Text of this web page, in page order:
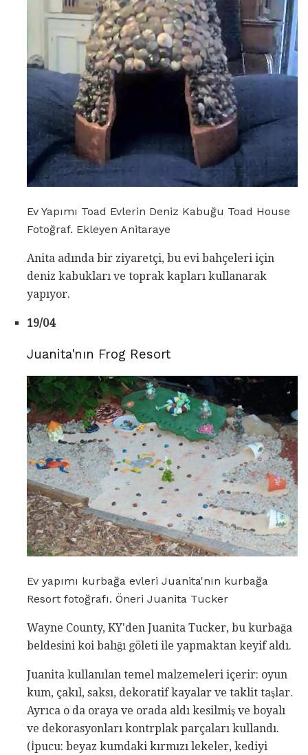
Ev Yapımı Toad Evlerin Deniz Kabuğu Toad House
Fotoğraf. Ekleyen Anitaraye
Anita adında bir ziyaretçi, bu evi bahçeleri için
deniz kabukları ve toprak kapları kullanarak
yapıyor.
19/04
Juanita'nın Frog Resort
Ev yapımı kurbağa evleri Juanita'nın kurbağa
Resort fotoğrafı. Öneri Juanita Tucker
Wayne County, KY'den Juanita Tucker, bu kurbağa
beldesini koi balığı göleti ile yapmaktan keyif aldı.
Juanita kullanılan temel malzemeleri içerir: oyun
kum, çakıl, saksı, dekoratif kayalar ve taklit taşlar.
Ayrıca o da oraya ve orada aldı kesilmiş ve boyalı
ve dekorasyonları kontrplak parçaları kullandı.
(İpucu: beyaz kumdaki kırmızı lekeler, kediyi